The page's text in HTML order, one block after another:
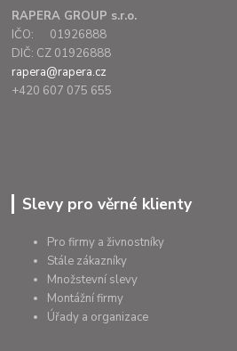
RAPERA GROUP s.r.o.
IČO: 01926888
DIČ: CZ 01926888
rapera@rapera.cz
+420 607 075 655
Slevy pro věrné klienty
Pro firmy a živnostníky
Stále zákazníky
Množstevní slevy
Montážní firmy
Úřady a organizace